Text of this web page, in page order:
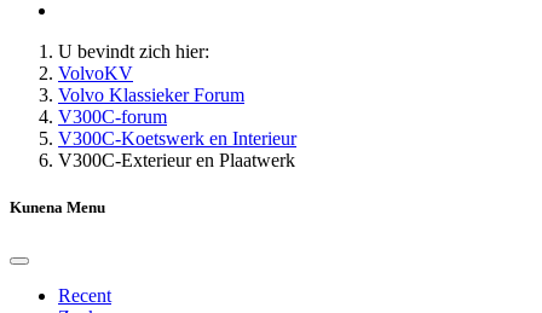
U bevindt zich hier:
VolvoKV
Volvo Klassieker Forum
V300C-forum
V300C-Koetswerk en Interieur
V300C-Exterieur en Plaatwerk
Kunena Menu
Recent